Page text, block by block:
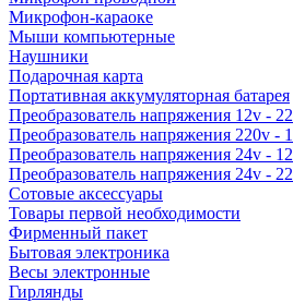
Микрофон-караоке
Мыши компьютерные
Наушники
Подарочная карта
Портативная аккумуляторная батарея
Преобразователь напряжения 12v -
Преобразователь напряжения 220v -
Преобразователь напряжения 24v -
Преобразователь напряжения 24v -
Сотовые аксессуары
Товары первой необходимости
Фирменный пакет
Бытовая электроника
Весы электронные
Гирлянды